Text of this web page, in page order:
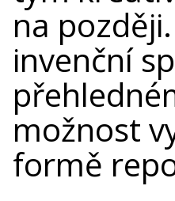
na
invenční
možnost
formě